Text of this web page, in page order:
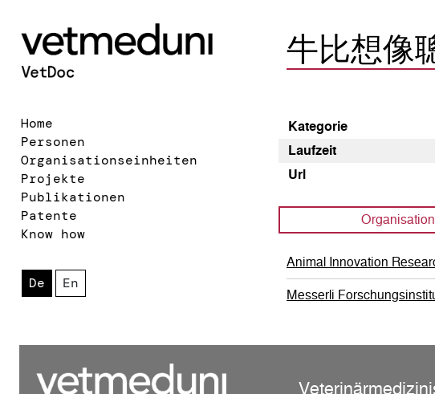
Home
Personen
Organisationseinheiten
Projekte
Publikationen
Patente
Know how
De En
牛比想像
Kategorie
Laufzeit
Url
Animal Innovation
Messerli